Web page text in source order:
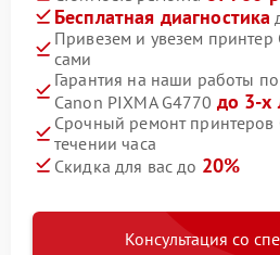
Бесплатная диагностика
Привезем и увезем принтер
сами
Гарантия на наши работы
Canon PIXMA G4770 до 3-х
Срочный ремонт принтеров
течении часа
Скидка для вас до 20%
Консультация со